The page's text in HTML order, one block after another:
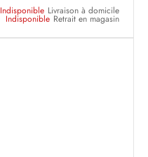
Indisponible Livraison à domicile
Indisponible Retrait en magasin